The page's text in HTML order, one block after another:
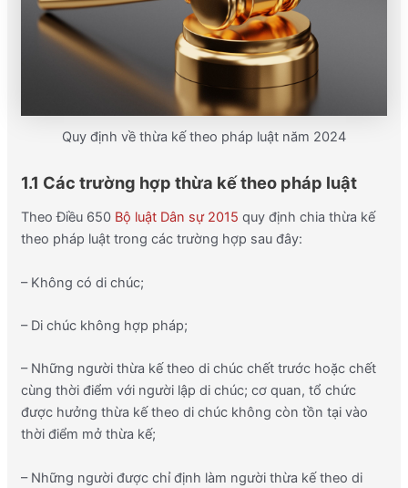
Quy định về thừa kế theo pháp luật năm 2024
1.1 Các trường hợp thừa kế theo pháp luật
Theo Điều 650 Bộ luật Dân sự 2015 quy định chia thừa kế
theo pháp luật trong các trường hợp sau đây:
– Không có di chúc;
– Di chúc không hợp pháp;
– Những người thừa kế theo di chúc chết trước hoặc chết
cùng thời điểm với người lập di chúc; cơ quan, tổ chức
được hưởng thừa kế theo di chúc không còn tồn tại vào
thời điểm mở thừa kế;
– Những người được chỉ định làm người thừa kế theo di